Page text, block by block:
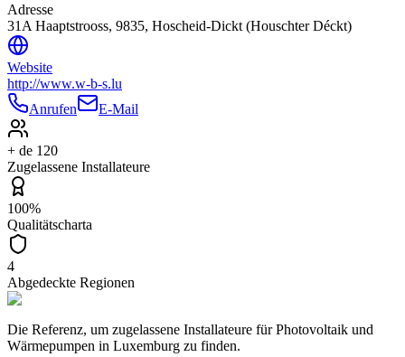
Adresse
31A Haaptstrooss, 9835, Hoscheid-Dickt (Houschter Déckt)
Website
http://www.w-b-s.lu
Anrufen
E-Mail
+ de 120
Zugelassene Installateure
100%
Qualitätscharta
4
Abgedeckte Regionen
Die Referenz, um zugelassene Installateure für Photovoltaik und
Wärmepumpen in Luxemburg zu finden.